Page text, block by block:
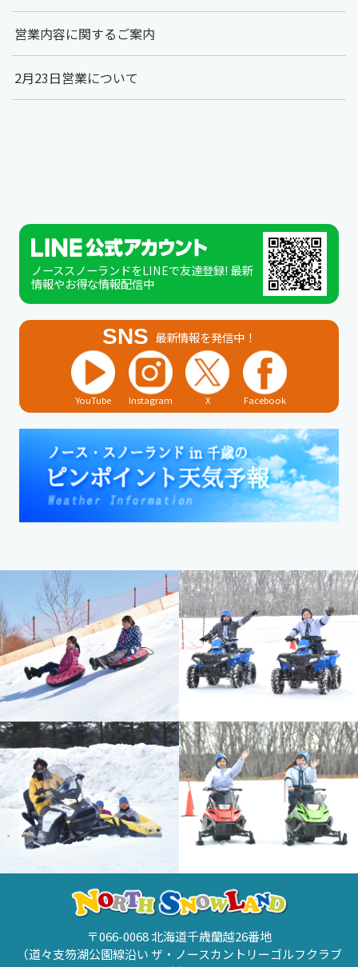
営業内容に関するご案内
2月23日営業について
ノーススノーランドをLINEで友達登録! 最新
情報やお得な情報配信中
SNS 最新情報を発信中！
YouTube Instagram X Facebook
〒066-0068 北海道千歳蘭越26番地
（道々支笏湖公園線沿い ザ・ノースカントリーゴルフクラブ